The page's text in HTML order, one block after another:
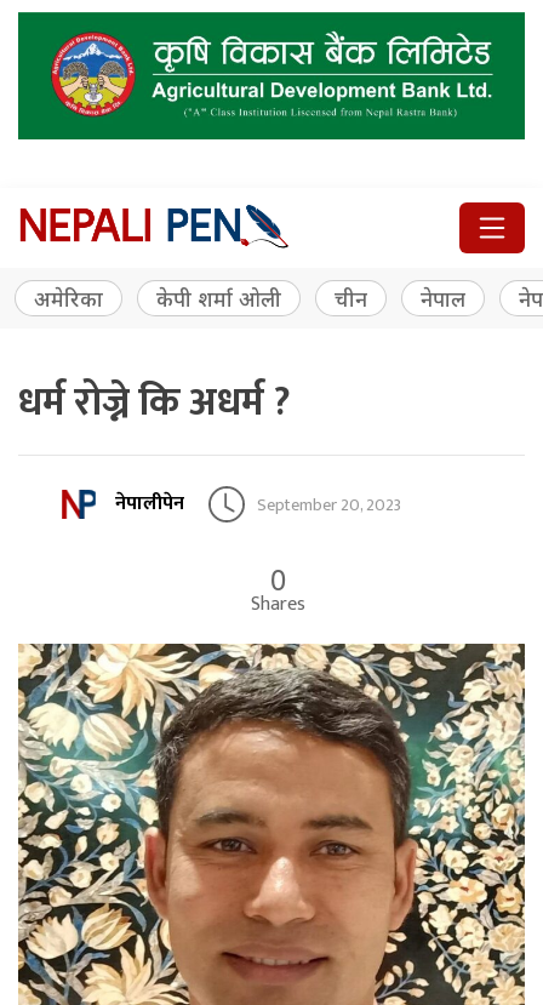
अमेरिका केपी शर्मा ओली चीन नेपाल
धर्म रोज्ने कि अधर्म ?
नेपालीपेन September 20, 2023
0
Shares